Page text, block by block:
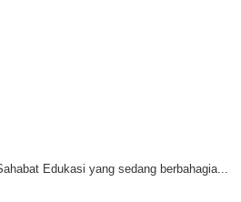
Edukasi yang sedang berbahagia...